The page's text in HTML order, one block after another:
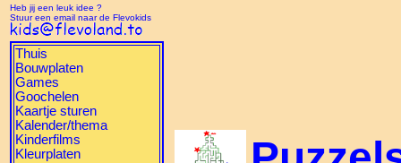
Heb jij een leuk idee ?
Stuur een email naar de Flevokids
Thuis
Bouwplaten
Games
Goochelen
Kaartje sturen
Kalender/thema
Kinderfilms
Kleurplaten